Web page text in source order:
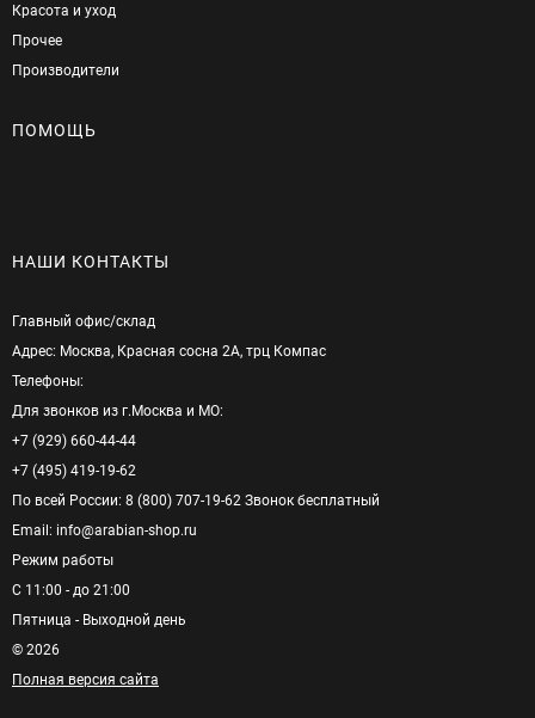
Красота и уход
Прочее
Производители
ПОМОЩЬ
НАШИ КОНТАКТЫ
Главный офис/cклад
Адрес: Москва, Красная сосна 2А, трц Компас
Телефоны:
Для звонков из г.Москва и МО:
+7 (929) 660-44-44
+7 (495) 419-19-62
По всей России: 8 (800) 707-19-62 Звонок бесплатный
Email: info@arabian-shop.ru
Режим pаботы
С 11:00 - до 21:00
Пятница - Выходной день
© 2026
Полная версия сайта